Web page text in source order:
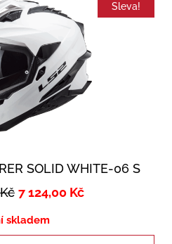
Sleva!
SOLID WHITE-06 S
Kč 7 124,00 Kč
skladem